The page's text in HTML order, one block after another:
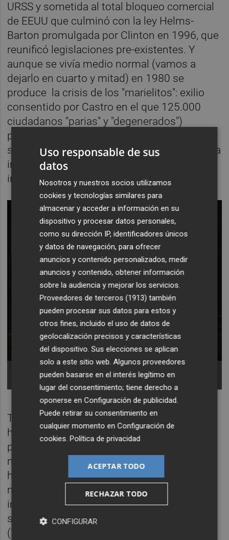
URSS y sometida al total bloqueo comercial
de EEUU que culminó con la ley Helms-
Barton promulgada por Clinton en 1996, que
reunificó legislaciones pre-existentes. Y
aunque se vivía medio normal (vamos a
dejarlo en cuarto y mitad) en 1980 se
produce la crisis de los "marielitos": exilio
consentido por Castro en el que 125.000
ciudadanos "parias" y "degenerados")
partieron hacia Miami fundamentalmente. Y
se fueron porque el clima político y moral era
irrespirable. Te podían espiar hasta en el
inodoro.
Imagen de archivo del apagón generalizado en
Trump, tras la captura deNicolás Maduro
ha decretado una hambruna en Cuba: sin
petróleo y por tanto sin luz, sin alimentos ni
medicinas básicas... sin nada. Solo ayuda
humanitaria de México. Montones y más
montones de basura por las ciudades más
importantes del país y los graves riesgos
sanitarios que ello conlleva. Y asegura
(Trump) que cuando acabe con lo de Irán
Uso responsable de sus
datos
Nosotros y nuestros socios utilizamos
cookies y tecnologías similares para
almacenar y acceder a información en su
dispositivo y procesar datos personales,
como su dirección IP, identificadores únicos
y datos de navegación, para ofrecer
anuncios y contenido personalizados, medir
anuncios y contenido, obtener información
sobre la audiencia y mejorar los servicios.
Proveedores de terceros (1913) también
pueden procesar sus datos para estos y
otros fines, incluido el uso de datos de
geolocalización precisos y características
del dispositivo. Sus elecciones se aplican
solo a este sitio web. Algunos proveedores
pueden basarse en el interés legítimo en
lugar del consentimiento; tiene derecho a
oponerse enConfiguración de publicidad.
Puede retirar su consentimiento en
cualquier momento enConfiguración de
cookies.Política de privacidad
ACEPTAR TODO
RECHAZAR TODO
CONFIGURAR